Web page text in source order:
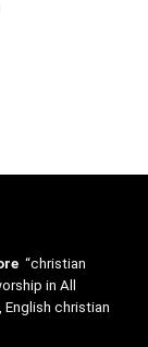
“christian
in All
English christian